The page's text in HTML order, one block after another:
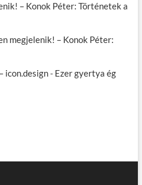
– Konok Péter: Történetek a
megjelenik! – Konok Péter:
icon.design- Ezer gyertya ég